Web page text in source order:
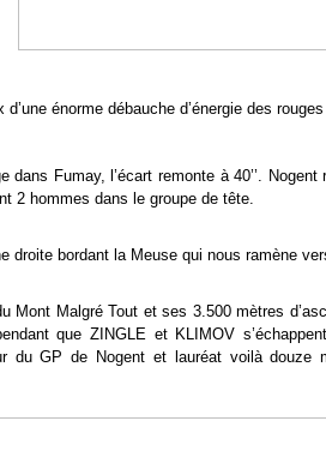
énorme débauche d’énergie des
dans Fumay, l’écart remonte à 40’’.
2 hommes dans le groupe de tête.
droite bordant la Meuse qui nous ramène
Mont Malgré Tout et ses 3.500 mètres
que ZINGLE et KLIMOV
du GP de Nogent et lauréat voilà